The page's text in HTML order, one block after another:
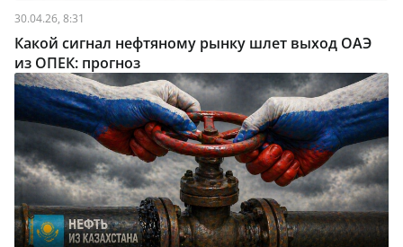
30.04.26, 8:31
Какой сигнал нефтяному рынку шлет выход ОАЭ
из ОПЕК: прогноз